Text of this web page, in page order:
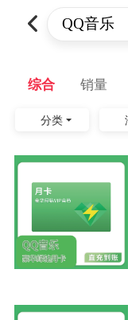
综合 销量
分类